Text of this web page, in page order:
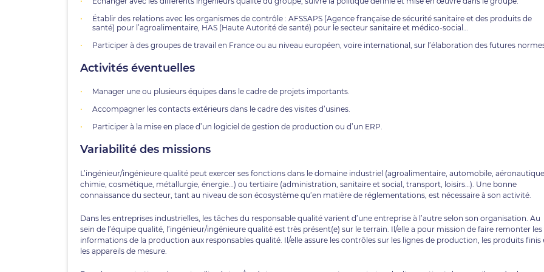
Établir des relations avec les organismes de contrôle : AFSSAPS (Agence française de sécurité sanitaire et des produits de
santé) pour l’agroalimentaire, HAS (Haute Autorité de santé) pour le secteur sanitaire et médico-social…
Participer à des groupes de travail en France ou au niveau européen, voire international, sur l’élaboration des futures
Activités éventuelles
Manager une ou plusieurs équipes dans le cadre de projets importants.
Accompagner les contacts extérieurs dans le cadre des visites d’usines.
Participer à la mise en place d’un logiciel de gestion de production ou d’un ERP.
Variabilité des missions
L’ingénieur/ingénieure qualité peut exercer ses fonctions dans le domaine industriel (agroalimentaire, automobile,
chimie, cosmétique, métallurgie, énergie…) ou tertiaire (administration, sanitaire et social, transport, loisirs…). Une bonne
connaissance du secteur, tant au niveau de son écosystème qu’en matière de réglementations, est nécessaire à son activité.
Dans les entreprises industrielles, les tâches du responsable qualité varient d’une entreprise à l’autre selon son organisation. Au
sein de l’équipe qualité, l’ingénieur/ingénieure qualité est très présent(e) sur le terrain. Il/elle a pour mission de faire remonter les
informations de la production aux responsables qualité. Il/elle assure les contrôles sur les lignes de production, les produits finis
les appareils de mesure.